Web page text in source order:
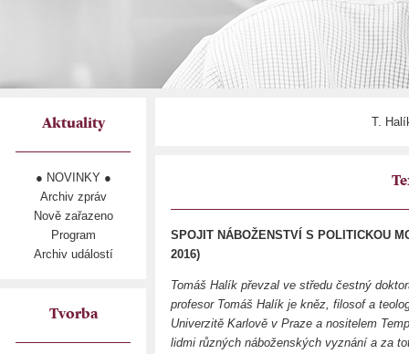
Aktuality
● NOVINKY ●
Archiv zpráv
Nově zařazeno
Program
Archiv událostí
Tvorba
T.
SPOJIT NÁBOŽENSTVÍ S POLITICKOU
2016)
Tomáš Halík převzal ve středu čestný
profesor Tomáš Halík je kněz, filosof a
Univerzitě Karlově v Praze a nositelem
lidmi různých náboženských vyznání a za